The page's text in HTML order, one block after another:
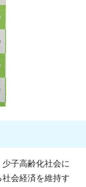
子高齢化社会に
会経済を維持す